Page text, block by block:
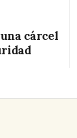
cárcel